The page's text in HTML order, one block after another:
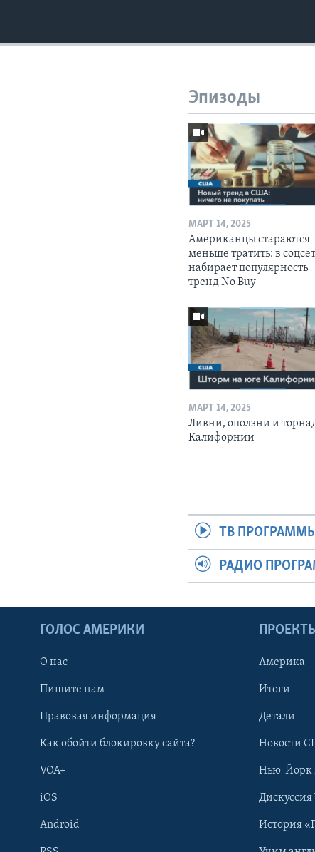
Эпизоды
МАРТ 14, 2025
Американцы стараются
меньше тратить: в
набирает популярность
тренд No Buy
МАРТ 14, 2025
Ливни, оползни и
Калифорнии
ТВ ПРОГРАММЫ
РАДИО
ГОЛОС АМЕРИКИ
О нас
Пишите нам
Правовая информация
Как обойти блокировку сайта?
VOA+
iOS
Android
ПРОЕКТЫ
Америка
Итоги
Детали
Новости
Нью-Йорк
Дискуссия
История